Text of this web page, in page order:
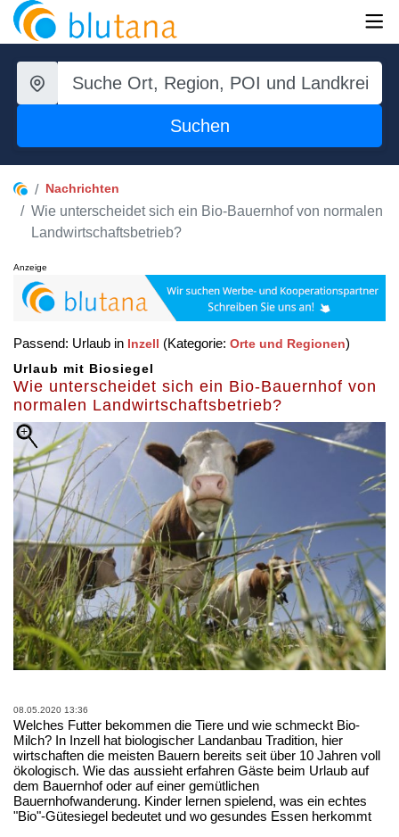
Suchen
Nachrichten
Wie unterscheidet sich ein Bio-Bauernhof von normalen
Landwirtschaftsbetrieb?
Anzeige
Passend: Urlaub in Inzell (Kategorie: Orte und Regionen)
Urlaub mit Biosiegel
Wie unterscheidet sich ein Bio-Bauernhof von
normalen Landwirtschaftsbetrieb?
08.05.2020 13:36
Welches Futter bekommen die Tiere und wie schmeckt Bio-
Milch? In Inzell hat biologischer Landanbau Tradition, hier
wirtschaften die meisten Bauern bereits seit über 10 Jahren voll
ökologisch. Wie das aussieht erfahren Gäste beim Urlaub auf
dem Bauernhof oder auf einer gemütlichen
Bauernhofwanderung. Kinder lernen spielend, was ein echtes
"Bio"-Gütesiegel bedeutet und wo gesundes Essen herkommt